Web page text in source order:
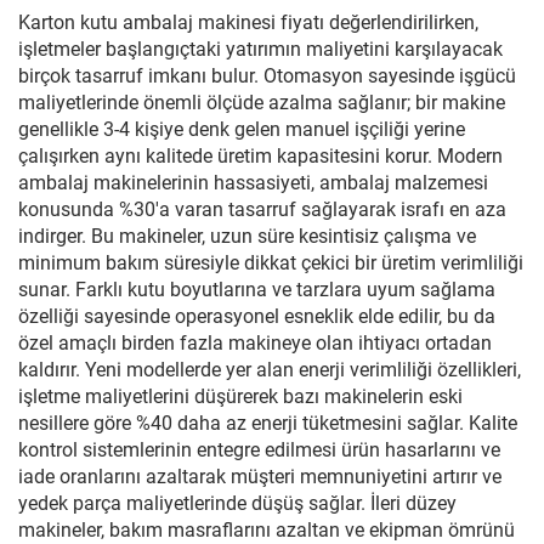
Karton kutu ambalaj makinesi fiyatı değerlendirilirken,
işletmeler başlangıçtaki yatırımın maliyetini karşılayacak
birçok tasarruf imkanı bulur. Otomasyon sayesinde işgücü
maliyetlerinde önemli ölçüde azalma sağlanır; bir makine
genellikle 3-4 kişiye denk gelen manuel işçiliği yerine
çalışırken aynı kalitede üretim kapasitesini korur. Modern
ambalaj makinelerinin hassasiyeti, ambalaj malzemesi
konusunda %30'a varan tasarruf sağlayarak israfı en aza
indirger. Bu makineler, uzun süre kesintisiz çalışma ve
minimum bakım süresiyle dikkat çekici bir üretim verimliliği
sunar. Farklı kutu boyutlarına ve tarzlara uyum sağlama
özelliği sayesinde operasyonel esneklik elde edilir, bu da
özel amaçlı birden fazla makineye olan ihtiyacı ortadan
kaldırır. Yeni modellerde yer alan enerji verimliliği özellikleri,
işletme maliyetlerini düşürerek bazı makinelerin eski
nesillere göre %40 daha az enerji tüketmesini sağlar. Kalite
kontrol sistemlerinin entegre edilmesi ürün hasarlarını ve
iade oranlarını azaltarak müşteri memnuniyetini artırır ve
yedek parça maliyetlerinde düşüş sağlar. İleri düzey
makineler, bakım masraflarını azaltan ve ekipman ömrünü